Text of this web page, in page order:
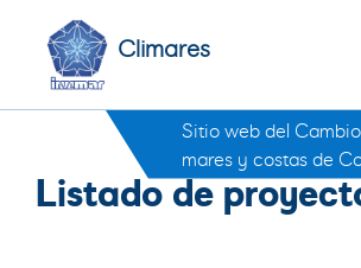
Climares
Sitio web del
mares y costas de
Listado de